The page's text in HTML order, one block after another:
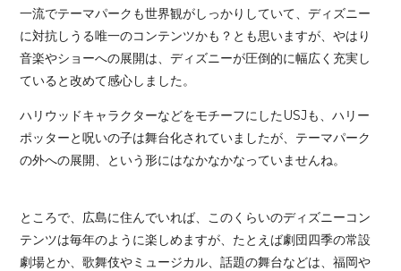
一流でテーマパークも世界観がしっかりしていて、ディズニー
に対抗しうる唯一のコンテンツかも？とも思いますが、やはり
音楽やショーへの展開は、ディズニーが圧倒的に幅広く充実し
ていると改めて感心しました。
ハリウッドキャラクターなどをモチーフにしたUSJも、ハリー
ポッターと呪いの子は舞台化されていましたが、テーマパーク
の外への展開、という形にはなかなかなっていませんね。
ところで、広島に住んでいれば、このくらいのディズニーコン
テンツは毎年のように楽しめますが、たとえば劇団四季の常設
劇場とか、歌舞伎やミュージカル、話題の舞台などは、福岡や